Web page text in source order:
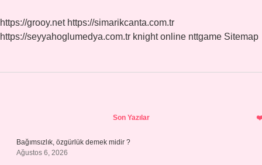
https://grooy.net https://simarikcanta.com.tr
https://seyyahoglumedya.com.tr knight online nttgame Sitemap
Son Yazılar
Bağımsızlık, özgürlük demek midir ?
Ağustos 6, 2026